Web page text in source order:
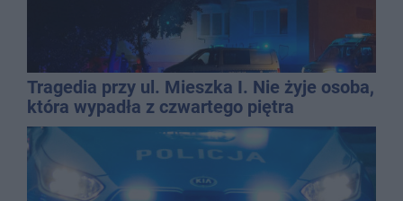
Tragedia przy ul. Mieszka I. Nie żyje osoba,
która wypadła z czwartego piętra